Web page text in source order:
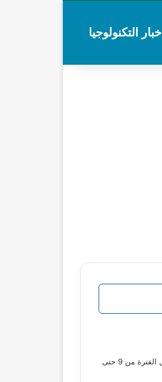
أخبار التكنولوجيا
أوفدت اللجنة البارالمبية الدولية وفدها إلى القاهرة لمتابعة التحضيرات النهائية الخاصة ببطولة العالم البارالمبية لرفع الأثقال، التي تستضيفها العاصمة الإدارية الجديدة خلال الفترة من 9 حتى